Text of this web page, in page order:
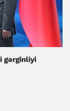
gərginliyi